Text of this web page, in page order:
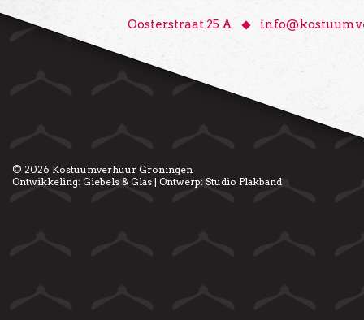
Oosterstraat 25 A ♦
© 2026 Kostuumverhuur Groningen
Ontwikkeling: Giebels & Glas | Ontwerp: Studio Plakband